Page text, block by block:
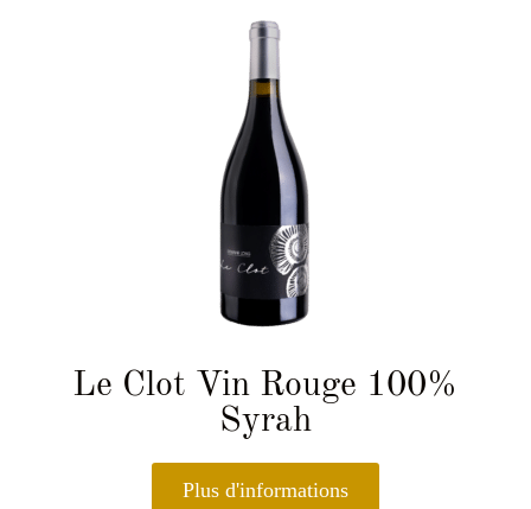
Le Clot Vin Rouge 100%
Syrah
Plus d'informations